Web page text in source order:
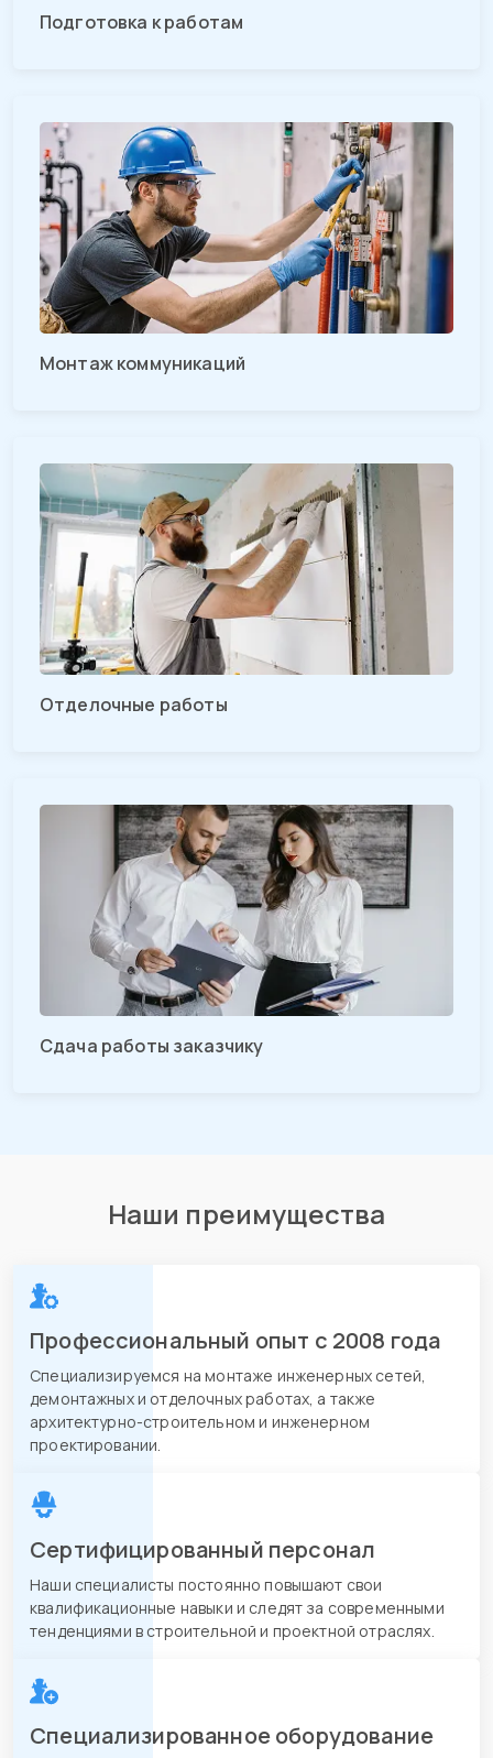
Подготовка к работам
Монтаж коммуникаций
Отделочные работы
Сдача работы заказчику
Наши преимущества
Профессиональный опыт с 2008 года
Специализируемся на монтаже инженерных сетей,
демонтажных и отделочных работах, а также
архитектурно-строительном и инженерном
проектировании.
Сертифицированный персонал
Наши специалисты постоянно повышают свои
квалификационные навыки и следят за современными
тенденциями в строительной и проектной отраслях.
Специализированное оборудование